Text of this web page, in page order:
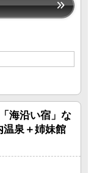
海沿い宿」な
温泉＋姉妹館